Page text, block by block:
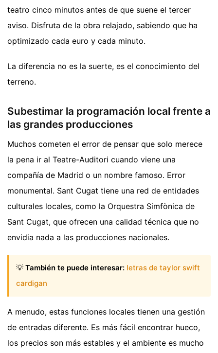
teatro cinco minutos antes de que suene el tercer
aviso. Disfruta de la obra relajado, sabiendo que ha
optimizado cada euro y cada minuto.
La diferencia no es la suerte, es el conocimiento del
terreno.
Subestimar la programación local frente a
las grandes producciones
Muchos cometen el error de pensar que solo merece
la pena ir al Teatre-Auditori cuando viene una
compañía de Madrid o un nombre famoso. Error
monumental. Sant Cugat tiene una red de entidades
culturales locales, como la Orquestra Simfònica de
Sant Cugat, que ofrecen una calidad técnica que no
envidia nada a las producciones nacionales.
💡 También te puede interesar: letras de taylor swift
cardigan
A menudo, estas funciones locales tienen una gestión
de entradas diferente. Es más fácil encontrar hueco,
los precios son más estables y el ambiente es mucho